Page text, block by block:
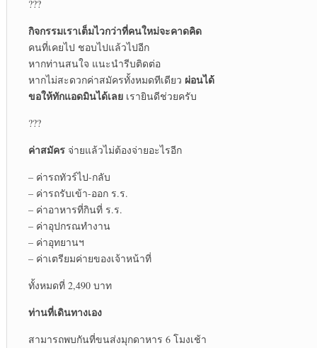
???
กิจกรรมเราเต็มไวกว่าที่คนใหม่จะคาดคิด
คนที่เคยไป ชอบไปแล้วไปอีก
หากท่านสนใจ แนะนำรีบติดต่อ
หากไม่สะดวกค่าสมัครทั้งหมดทีเดียว ผ่อนได้
ขอให้ทักแอดมินได้เลยเรายินดีช่วยครับ
???
ค่าสมัครจ่ายแล้วไม่ต้องจ่ายอะไรอีก
– ค่ารถทัวร์ไป-กลับ
– ค่ารถรับเข้า-ออก ร.ร.
– ค่าอาหารที่กินที่ ร.ร.
– ค่าอุปกรณทำงาน
– ค่าอุทยานฯ
– ค่าเตรียมค่ายของเจ้าหน้าที่
ทั้งหมดที่ 2,490 บาท
ท่านที่เดินทางเอง
สามารถพบกันที่ขนส่งมุกดาหาร 6 โมงเช้า